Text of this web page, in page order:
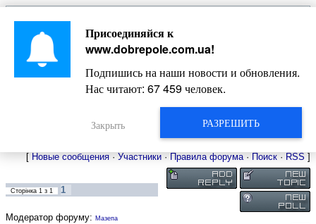
Главная
Новости
Довідкова
Фото
Оголошення
Видео
Жизнь Добропольского края
[ Новые сообщения · Участники · Правила форума· Поиск · RSS ]
Сторінка 1 з 1 1
Модератор форуму: Мазепа
Присоединяйся к
www.dobrepole.com.ua!
Подпишись на наши новости и обновления.
Нас читают: 67 459человек.
РАЗРЕШИТЬ
Закрыть